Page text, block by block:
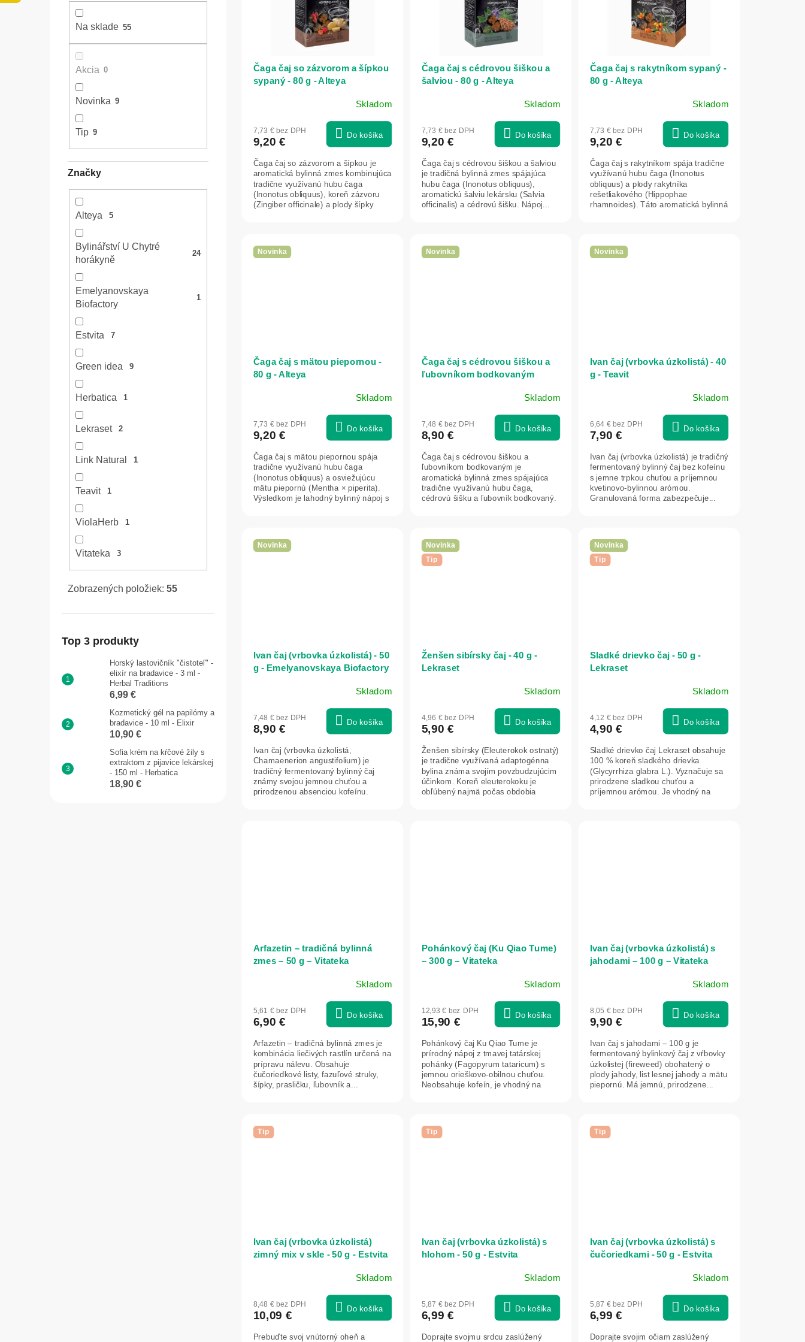
Na sklade 55
Akcia 0
Novinka 9
Tip 9
Značky
Alteya 5
Bylinářství U Chytré
horákyně
24
Emelyanovskaya
Biofactory
1
Estvita 7
Green idea 9
Herbatica 1
Lekraset 2
Link Natural 1
Teavit 1
ViolaHerb 1
Vitateka 3
Zobrazených položiek: 55
Top 3 produkty
Horský lastovičník "čistoteľ" -
elixír na bradavice - 3 ml -
Herbal Traditions
6,99 €
Kozmetický gél na papilómy a
bradavice - 10 ml - Elixir
10,90 €
Sofia krém na kŕčové žily s
extraktom z pijavice lekárskej
- 150 ml - Herbatica
18,90 €
Čaga čaj so zázvorom a šípkou
sypaný - 80 g - Alteya
Skladom
7,73 € bez DPH
9,20 € Do košíka
Čaga čaj so zázvorom a šípkou je
aromatická bylinná zmes kombinujúca
tradične využívanú hubu čaga
(Inonotus obliquus), koreň zázvoru
(Zingiber officinale) a plody šípky
Čaga čaj s cédrovou šiškou a
šalviou - 80 g - Alteya
Skladom
7,73 € bez DPH
9,20 € Do košíka
Čaga čaj s cédrovou šiškou a šalviou
je tradičná bylinná zmes spájajúca
hubu čaga (Inonotus obliquus),
aromatickú šalviu lekársku (Salvia
officinalis) a cédrovú šišku. Nápoj...
Čaga čaj s rakytníkom sypaný -
80 g - Alteya
Skladom
7,73 € bez DPH
9,20 € Do košíka
Čaga čaj s rakytníkom spája tradične
využívanú hubu čaga (Inonotus
obliquus) a plody rakytníka
rešetliakového (Hippophae
rhamnoides). Táto aromatická bylinná
Novinka
Čaga čaj s mätou piepornou -
80 g - Alteya
Skladom
7,73 € bez DPH
9,20 €
Do košíka
Čaga čaj s mätou piepornou spája
tradične využívanú hubu čaga
(Inonotus obliquus) a osviežujúcu
mätu piepornú (Mentha × piperita).
Výsledkom je lahodný bylinný nápoj s
Novinka
Čaga čaj s cédrovou šiškou a
ľubovníkom bodkovaným
Skladom
7,48 € bez DPH
8,90 €
Do košíka
Čaga čaj s cédrovou šiškou a
ľubovníkom bodkovaným je
aromatická bylinná zmes spájajúca
tradične využívanú hubu čaga,
cédrovú šišku a ľubovník bodkovaný.
Novinka
Ivan čaj (vrbovka úzkolistá) - 40
g - Teavit
Skladom
6,64 € bez DPH
7,90 €
Do košíka
Ivan čaj (vrbovka úzkolistá) je tradičný
fermentovaný bylinný čaj bez kofeínu
s jemne trpkou chuťou a príjemnou
kvetinovo-bylinnou arómou.
Granulovaná forma zabezpečuje...
Novinka
Ivan čaj (vrbovka úzkolistá) - 50
g - Emelyanovskaya Biofactory
Skladom
7,48 € bez DPH
8,90 € Do košíka
Ivan čaj (vrbovka úzkolistá,
Chamaenerion angustifolium) je
tradičný fermentovaný bylinný čaj
známy svojou jemnou chuťou a
prirodzenou absenciou kofeínu.
Novinka
Tip
Ženšen sibírsky čaj - 40 g -
Lekraset
Skladom
4,96 € bez DPH
5,90 € Do košíka
Ženšen sibírsky (Eleuterokok ostnatý)
je tradične využívaná adaptogénna
bylina známa svojím povzbudzujúcim
účinkom. Koreň eleuterokoku je
obľúbený najmä počas obdobia
Novinka
Tip
Sladké drievko čaj - 50 g -
Lekraset
Skladom
4,12 € bez DPH
4,90 € Do košíka
Sladké drievko čaj Lekraset obsahuje
100 % koreň sladkého drievka
(Glycyrrhiza glabra L.). Vyznačuje sa
prirodzene sladkou chuťou a
príjemnou arómou. Je vhodný na
Arfazetin – tradičná bylinná
zmes – 50 g – Vitateka
Skladom
5,61 € bez DPH
6,90 € Do košíka
Arfazetin – tradičná bylinná zmes je
kombinácia liečivých rastlín určená na
prípravu nálevu. Obsahuje
čučoriedkové listy, fazuľové struky,
šípky, prasličku, ľubovník a...
Pohánkový čaj (Ku Qiao Tume)
– 300 g – Vitateka
Skladom
12,93 € bez DPH
15,90 € Do košíka
Pohánkový čaj Ku Qiao Tume je
prírodný nápoj z tmavej tatárskej
pohánky (Fagopyrum tataricum) s
jemnou orieškovo-obilnou chuťou.
Neobsahuje kofeín, je vhodný na
Ivan čaj (vrbovka úzkolistá) s
jahodami – 100 g – Vitateka
produktu
je
z
5
hviezdičiek.
Skladom
8,05 € bez DPH
9,90 € Do košíka
Ivan čaj s jahodami – 100 g je
fermentovaný bylinkový čaj z vŕbovky
úzkolistej (fireweed) obohatený o
plody jahody, list lesnej jahody a mätu
piepornú. Má jemnú, prirodzene...
Tip
Ivan čaj (vrbovka úzkolistá)
zimný mix v skle - 50 g - Estvita
Skladom
8,48 € bez DPH
10,09 €
Do košíka
Prebuďte svoj vnútorný oheň a
Tip
Ivan čaj (vrbovka úzkolistá) s
hlohom - 50 g - Estvita
Skladom
5,87 € bez DPH
6,99 €
Do košíka
Doprajte svojmu srdcu zaslúžený
Tip
Ivan čaj (vrbovka úzkolistá) s
čučoriedkami - 50 g - Estvita
Skladom
5,87 € bez DPH
6,99 €
Do košíka
Doprajte svojim očiam zaslúžený